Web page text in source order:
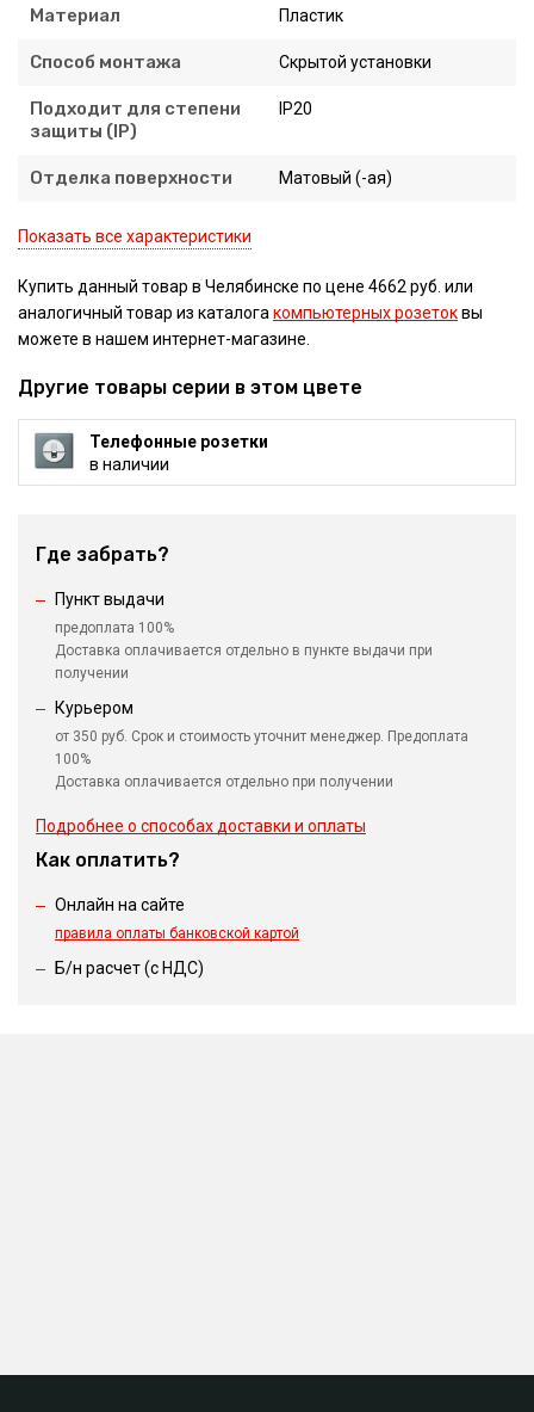
Материал Пластик
Способ монтажа Скрытой установки
Подходит для степени
защиты (IP)
IP20
Отделка поверхности Матовый (-ая)
Показать все характеристики
Купить данный товар в Челябинске по цене 4662 руб. или
аналогичный товар из каталогакомпьютерных розетоквы
можете в нашем интернет-магазине.
Другие товары серии в этом цвете
Телефонные розетки
в наличии
Где забрать?
Пункт выдачи
предоплата 100%
Доставка оплачивается отдельно в пункте выдачи при
получении
Курьером
от 350 руб. Срок и стоимость уточнит менеджер. Предоплата
100%
Доставка оплачивается отдельно при получении
Подробнее о способах доставки и оплаты
Как оплатить?
Онлайн на сайте
правила оплаты банковской картой
Б/н расчет (c НДС)